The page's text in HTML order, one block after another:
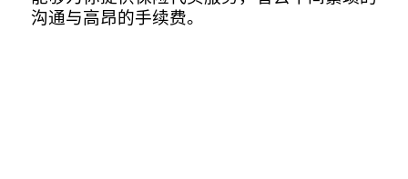
沟通与高昂的手续费。